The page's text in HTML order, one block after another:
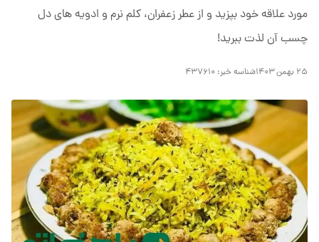
مورد علاقه خود بپزید و از عطر زعفران، کلم نرم و ادویه ‌های دل
‌چسب آن لذت ببرید!
۲۵ بهمن ۱۴۰۳ شناسه خبر: ۴۳۷۶۱۰